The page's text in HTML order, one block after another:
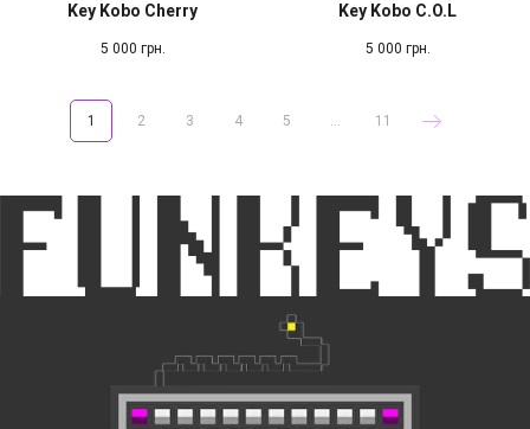
Key Kobo Cherry
5 000 грн.
Key Kobo C.O.L
5 000 грн.
1 2 3 4 5 ... 11